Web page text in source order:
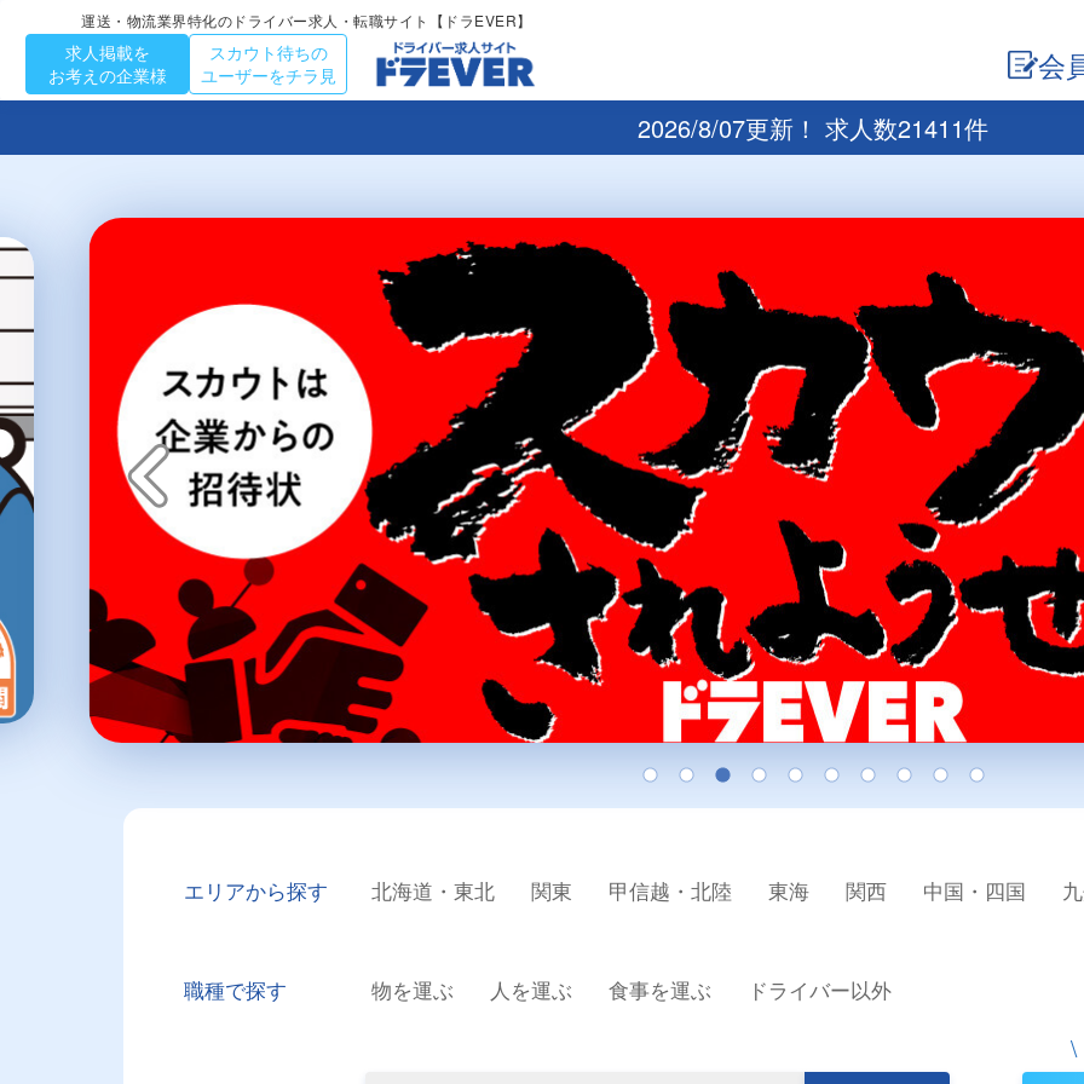
運送・物流業界特化のドライバー求人・転職サイト【ドラEVER】
求人掲載を
お考えの企業様
スカウト待ちの
ユーザーをチラ見
会
2026/8/07更新！ 求人数21411件
エリアから探す 北海道・東北 関東 甲信越・北陸 東海 関西 中国・四国
職種で探す 物を運ぶ 人を運ぶ 食事を運ぶ ドライバー以外